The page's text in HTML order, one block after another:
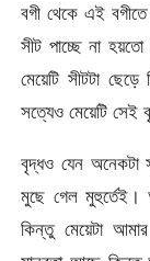
বগী থেকে এই
সীট পাচ্ছে না
মেয়েটি সীটটা
সত্যেও মেয়েটি সেই
বৃদ্ধও যেন অনেকটা
মুছে গেল মুহুর্তেই।
কিন্তু মেয়েটা